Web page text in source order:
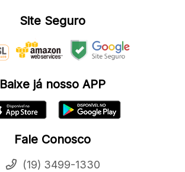
Site Seguro
Baixe já nosso APP
Fale Conosco
(19) 3499-1330